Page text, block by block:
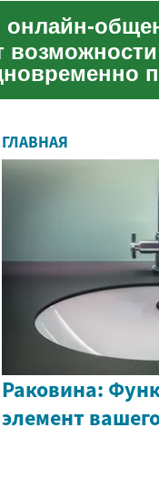
В ...
ГЛАВНАЯ
Раковина:
элемент